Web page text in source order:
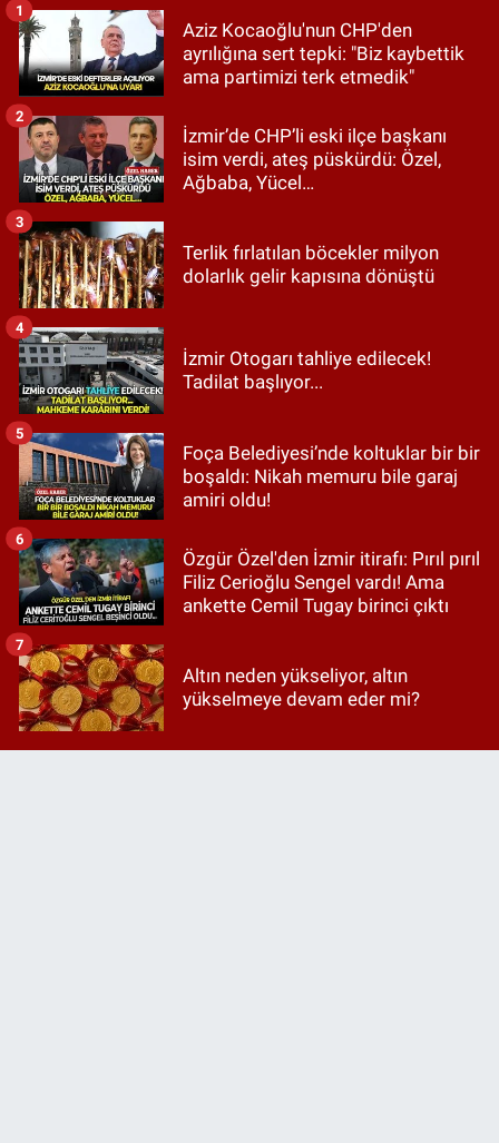
Aziz Kocaoğlu'nun CHP'den
ayrılığına sert tepki: "Biz kaybettik
ama partimizi terk etmedik"
1
İzmir’de CHP’li eski ilçe başkanı
isim verdi, ateş püskürdü: Özel,
Ağbaba, Yücel…
2
Terlik fırlatılan böcekler milyon
dolarlık gelir kapısına dönüştü
3
İzmir Otogarı tahliye edilecek!
Tadilat başlıyor...
4
Foça Belediyesi’nde koltuklar bir bir
boşaldı: Nikah memuru bile garaj
amiri oldu!
5
Özgür Özel'den İzmir itirafı: Pırıl pırıl
Filiz Cerioğlu Sengel vardı! Ama
ankette Cemil Tugay birinci çıktı
6
Altın neden yükseliyor, altın
yükselmeye devam eder mi?
7